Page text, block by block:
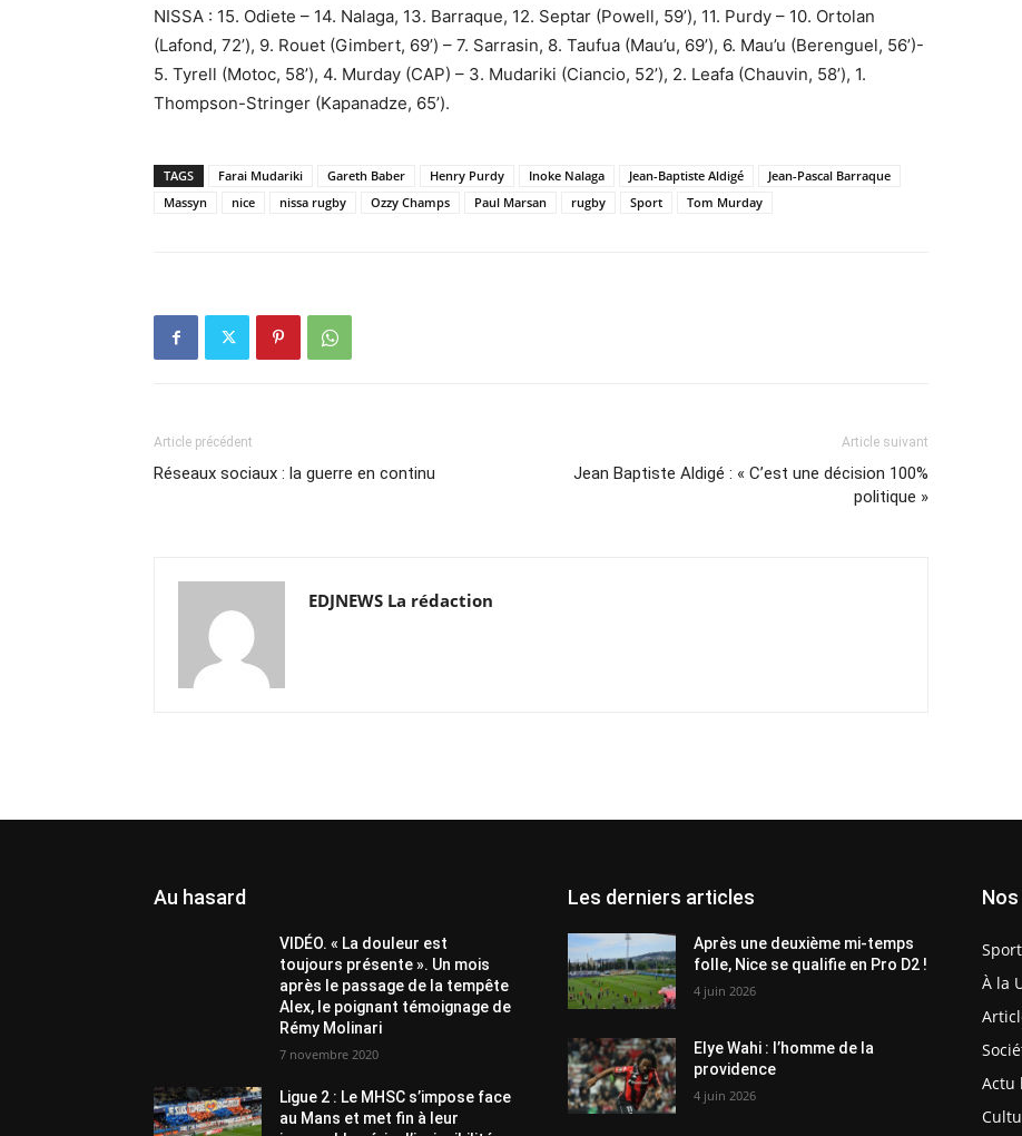
NISSA : 15. Odiete – 14. Nalaga, 13. Barraque, 12. Septar (Powell, 59’), 11. Purdy – 10. Ortolan
(Lafond, 72’), 9. Rouet (Gimbert, 69’) – 7. Sarrasin, 8. Taufua (Mau’u, 69’), 6. Mau’u (Berenguel, 56’)-
5. Tyrell (Motoc, 58’), 4. Murday (CAP) – 3. Mudariki (Ciancio, 52’), 2. Leafa (Chauvin, 58’), 1.
Thompson-Stringer (Kapanadze, 65’).
TAGS Farai Mudariki Gareth Baber Henry Purdy Inoke Nalaga Jean-Baptiste Aldigé
Jean-Pascal Barraque
Massyn
nice nissa rugby Ozzy Champs Paul Marsan rugby Sport Tom Murday
Article précédent
Réseaux sociaux : la guerre en continu
Article suivant
Jean Baptiste Aldigé : « C’est une décision 100%
politique »
EDJNEWS La rédaction
Au hasard
VIDÉO. « La douleur est
toujours présente ». Un mois
après le passage de la tempête
Alex, le poignant témoignage de
Rémy Molinari
7 novembre 2020
Ligue 2 : Le MHSC s’impose face
au Mans et met fin à leur
Les derniers articles
Après une deuxième mi-temps
folle, Nice se qualifie en Pro D2 !
4 juin 2026
Elye Wahi : l’homme de la
providence
4 juin 2026
Sport
À la
Actu